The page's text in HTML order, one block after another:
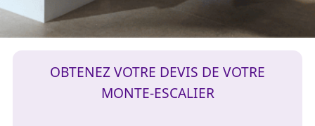
OBTENEZ VOTRE DEVIS DE VOTRE
MONTE-ESCALIER